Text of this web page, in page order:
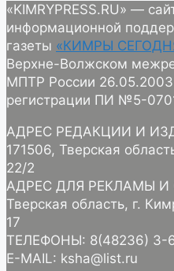
«KIMRYPRESS.RU» —
информационной
газеты «КИМРЫ
Верхне-Волжском
МПТР России 26.05.2003
регистрации ПИ №5-
АДРЕС РЕДАКЦИИ И
171506, Тверская
22/2
АДРЕС ДЛЯ РЕКЛАМЫ И
Тверская область, г.
17
ТЕЛЕФОНЫ: 8(48236) 3-
E-MAIL: ksha@list.ru